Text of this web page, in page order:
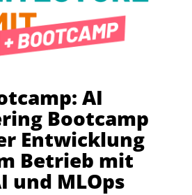
AI
Bootcamp
Entwicklung
Betrieb mit
und MLOps